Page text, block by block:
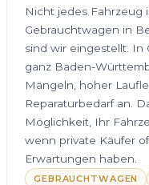
Nicht jedes Fahrzeug
Gebrauchtwagen in
sind wir eingestellt. In
ganz Baden-
Mängeln, hoher
Reparaturbedarf an.
Möglichkeit, Ihr
wenn private Käufer
Erwartungen haben.
GEBRAUCHTWAGEN